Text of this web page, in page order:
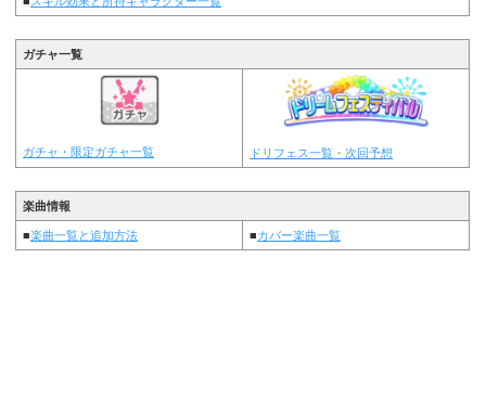
ガチャ一覧
ガチャ・限定ガチャ一覧 ドリフェス一覧・次回予想
楽曲情報
■楽曲一覧と追加方法 ■カバー楽曲一覧